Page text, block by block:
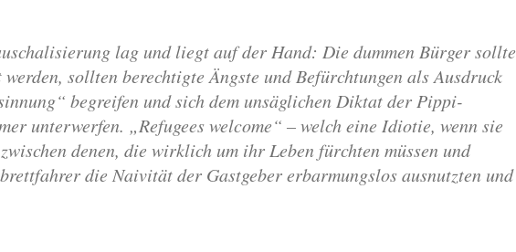
lag und liegt auf der Hand: Die dummen Bürger sollte
sollten berechtigte Ängste und Befürchtungen als Ausdruck
begreifen und sich dem unsäglichen Diktat der Pippi-
unterwerfen. „Refugees welcome“ – welch eine Idiotie, wenn sie
denen, die wirklich um ihr Leben fürchten müssen und
die Naivität der Gastgeber erbarmungslos ausnutzten und